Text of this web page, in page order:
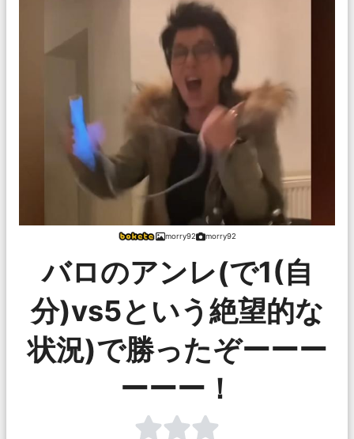
morry92 morry92
バロのアンレ(で1(自
分)vs5という絶望的な
状況)で勝ったぞーーー
ーーー！